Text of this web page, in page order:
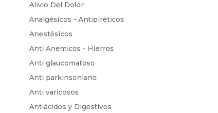
Alivio Del Dolor
Analgésicos - Antipiréticos
Anestésicos
Anti Anemicos - Hierros
Anti glaucomatoso
Anti parkinsoniano
Anti varicosos
Antiácidos y Digestivos